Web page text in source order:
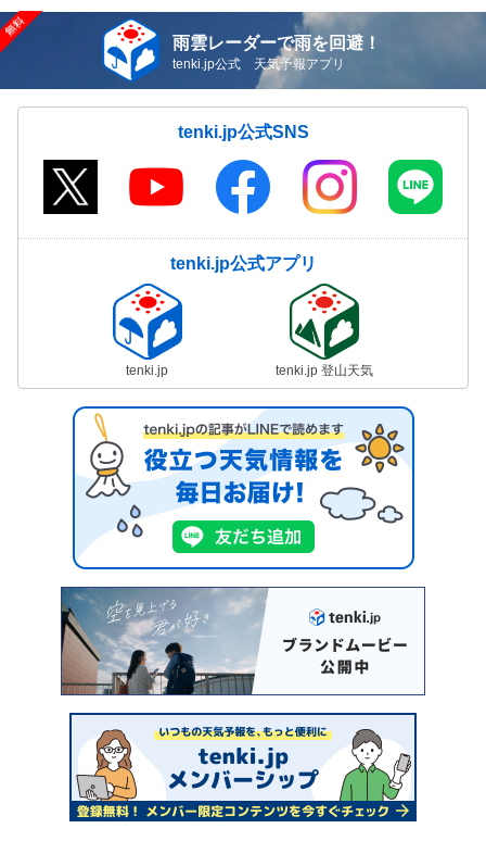
雨雲レーダーで雨を回避！
tenki.jp公式 天気予報アプリ
tenki.jp公式SNS
tenki.jp公式アプリ
tenki.jp tenki.jp 登山天気